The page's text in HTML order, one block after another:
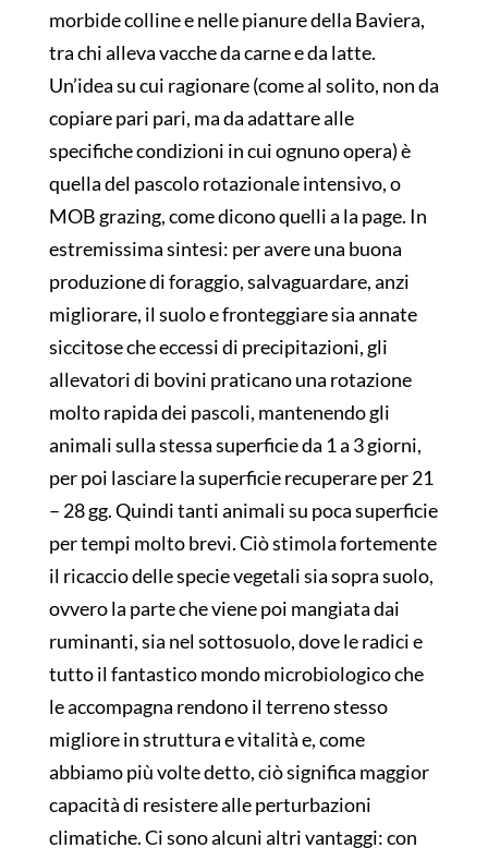
morbide colline e nelle pianure della Baviera,
tra chi alleva vacche da carne e da latte.
Un’idea su cui ragionare (come al solito, non da
copiare pari pari, ma da adattare alle
specifiche condizioni in cui ognuno opera) è
quella del pascolo rotazionale intensivo, o
MOB grazing, come dicono quelli a la page. In
estremissima sintesi: per avere una buona
produzione di foraggio, salvaguardare, anzi
migliorare, il suolo e fronteggiare sia annate
siccitose che eccessi di precipitazioni, gli
allevatori di bovini praticano una rotazione
molto rapida dei pascoli, mantenendo gli
animali sulla stessa superficie da 1 a 3 giorni,
per poi lasciare la superficie recuperare per 21
– 28 gg. Quindi tanti animali su poca superficie
per tempi molto brevi. Ciò stimola fortemente
il ricaccio delle specie vegetali sia sopra suolo,
ovvero la parte che viene poi mangiata dai
ruminanti, sia nel sottosuolo, dove le radici e
tutto il fantastico mondo microbiologico che
le accompagna rendono il terreno stesso
migliore in struttura e vitalità e, come
abbiamo più volte detto, ciò significa maggior
capacità di resistere alle perturbazioni
climatiche. Ci sono alcuni altri vantaggi: con